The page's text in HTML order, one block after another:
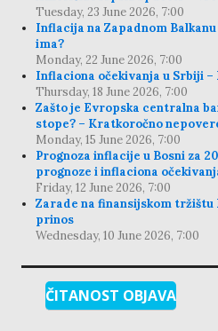
Tuesday, 23 June 2026, 7:00
Inflacija na Zapadnom
ima?
Monday, 22 June 2026, 7:00
Inflaciona očekivanja u Srbiji
Thursday, 18 June 2026, 7:00
Zašto je Evropska centralna
stope? – Kratkoročno
Monday, 15 June 2026, 7:00
Prognoza inflacije u Bosni za
prognoze i inflaciona
Friday, 12 June 2026, 7:00
Zarade na finansijskom tržištu
prinos
Wednesday, 10 June 2026, 7:00
ČITANOST OBJAVA